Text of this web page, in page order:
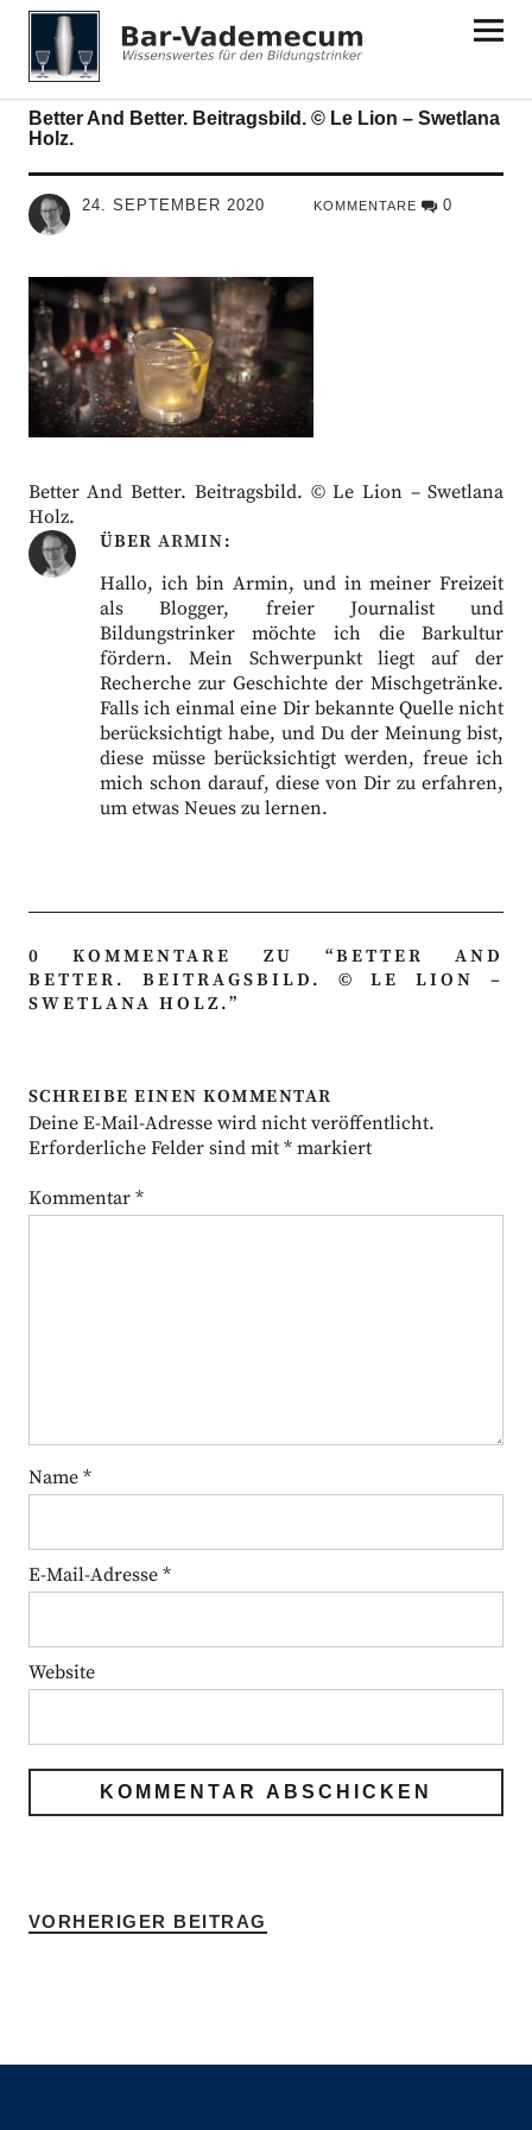
Bar-Vademecum
Better And Better. Beitragsbild. © Le Lion – Swetlana
Holz.
24. SEPTEMBER 2020 KOMMENTARE 0
Better And Better. Beitragsbild. © Le Lion – Swetlana
Holz.
ÜBER ARMIN
Hallo, ich bin Armin, und in meiner Freizeit
als Blogger, freier Journalist und
Bildungstrinker möchte ich die Barkultur
fördern. Mein Schwerpunkt liegt auf der
Recherche zur Geschichte der Mischgetränke.
Falls ich einmal eine Dir bekannte Quelle nicht
berücksichtigt habe, und Du der Meinung bist,
diese müsse berücksichtigt werden, freue ich
mich schon darauf, diese von Dir zu erfahren,
um etwas Neues zu lernen.
0 KOMMENTARE ZU “BETTER AND
BETTER. BEITRAGSBILD. © LE LION –
SWETLANA HOLZ.”
SCHREIBE EINEN KOMMENTAR
Deine E-Mail-Adresse wird nicht veröffentlicht.
Erforderliche Felder sind mit *markiert
Kommentar *
Name *
E-Mail-Adresse *
Website
VORHERIGER BEITRAG